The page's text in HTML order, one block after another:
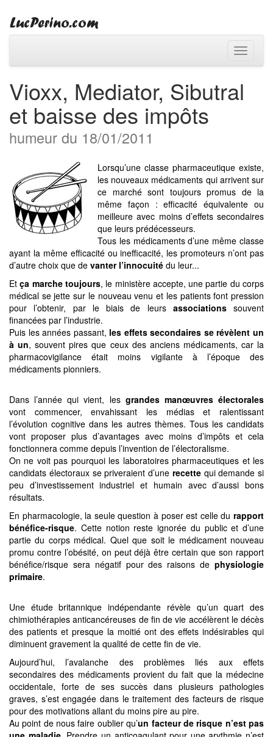
Toggle
Vioxx, Mediator, Sibutral
et baisse des impôts
humeur du 18/01/2011
Lorsqu’une classe pharmaceutique existe,
les nouveaux médicaments qui arrivent sur
ce marché sont toujours promus de la
même façon : efficacité équivalente ou
meilleure avec moins d’effets secondaires
que leurs prédécesseurs.
Tous les médicaments d’une même classe
ayant la même efficacité ou inefficacité, les promoteurs n’ont pas
d’autre choix que de vanter l’innocuité du leur...
Etça marche toujours, le ministère accepte, une partie du corps
médical se jette sur le nouveau venu et les patients font pression
pour l’obtenir, par le biais de leursassociationssouvent
financées par l’industrie.
Puis les années passant, les effets secondaires se révèlent un
à un, souvent pires que ceux des anciens médicaments, car la
pharmacovigilance était moins vigilante à l’époque des
médicaments pionniers.
Dans l’année qui vient, les grandes manœuvres électorales
vont commencer, envahissant les médias et ralentissant
l’évolution cognitive dans les autres thèmes. Tous les candidats
vont proposer plus d’avantages avec moins d’impôts et cela
fonctionnera comme depuis l’invention de l’électoralisme.
On ne voit pas pourquoi les laboratoires pharmaceutiques et les
candidats électoraux se priveraient d’une recettequi demande si
peu d’investissement industriel et humain avec d’aussi bons
résultats.
En pharmacologie, la seule question à poser est celle du rapport
bénéfice-risque. Cette notion reste ignorée du public et d’une
partie du corps médical. Quel que soit le médicament nouveau
promu contre l’obésité, on peut déjà être certain que son rapport
bénéfice/risque sera négatif pour des raisons de physiologie
primaire.
Une étude britannique indépendante révèle qu’un quart des
chimiothérapies anticancéreuses de fin de vie accélèrent le décès
des patients et presque la moitié ont des effets indésirables qui
diminuent gravement la qualité de cette fin de vie.
Aujourd’hui, l’avalanche des problèmes liés aux effets
secondaires des médicaments provient du fait que la médecine
occidentale, forte de ses succès dans plusieurs pathologies
graves, s’est engagée dans le traitement des facteurs de risque
pour des motivations allant du moins pire au pire.
Au point de nous faire oublier qu’un facteur de risque n’est pas